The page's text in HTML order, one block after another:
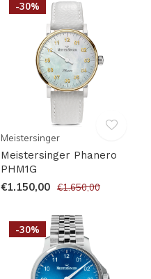
-30%
Meistersinger
Meistersinger Phanero
PHM1G
€1.150,00 €1.650,00
-30%